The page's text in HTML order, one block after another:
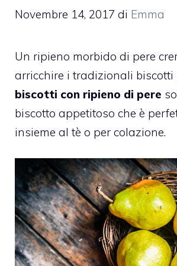
Novembre 14, 2017 di Emma
Un ripieno morbido di pere
arricchire i tradizionali biscotti
biscotti con ripieno di pere
biscotto appetitoso che è
insieme al tè o per colazione.